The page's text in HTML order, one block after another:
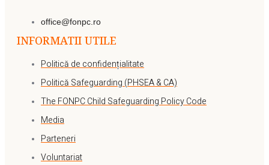
office@fonpc.ro
INFORMATII UTILE
Politică de confidențialitate
Politică Safeguarding (PHSEA & CA)
The FONPC Child Safeguarding Policy Code
Media
Parteneri
Voluntariat